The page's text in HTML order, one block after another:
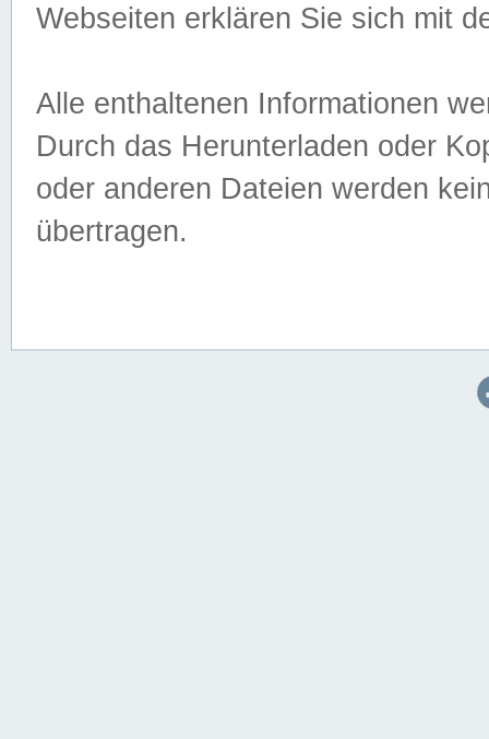
Webseiten erklären Sie sich mit
Alle enthaltenen Informationen
Durch das Herunterladen oder
oder anderen Dateien werden
übertragen.